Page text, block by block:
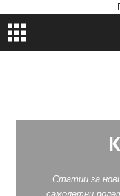
Статии за
самолетни